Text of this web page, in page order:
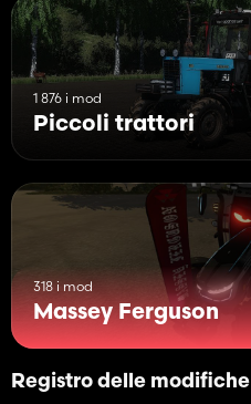
1 876 i mod
Piccoli trattori
318 i mod
Massey Ferguson
Registro delle modifiche